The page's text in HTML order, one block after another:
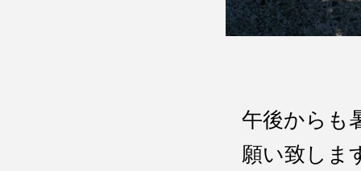
午後からも
願い致しま